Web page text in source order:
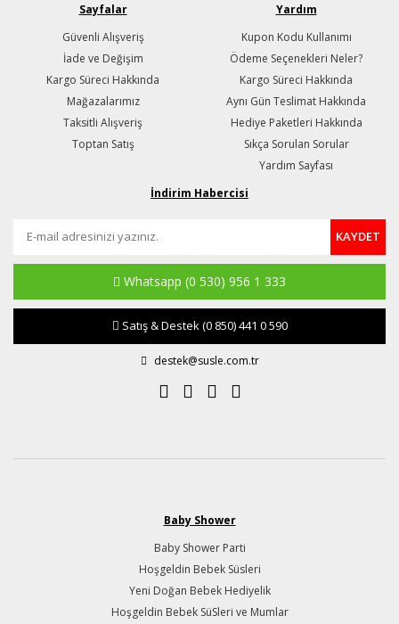
Sayfalar
Güvenli Alışveriş
İade ve Değişim
Kargo Süreci Hakkında
Mağazalarımız
Taksitli Alışveriş
Toptan Satış
Yardım
Kupon Kodu Kullanımı
Ödeme Seçenekleri Neler?
Kargo Süreci Hakkında
Aynı Gün Teslimat Hakkında
Hediye Paketleri Hakkında
Sıkça Sorulan Sorular
Yardım Sayfası
İndirim Habercisi
KAYDET
Whatsapp (0 530) 956 1 333
Satış & Destek(0 850) 441 0 590
destek@susle.com.tr
Baby Shower
Baby Shower Parti
Hoşgeldin Bebek Süsleri
Yeni Doğan Bebek Hediyelik
Hoşgeldin Bebek SüSleri ve Mumlar